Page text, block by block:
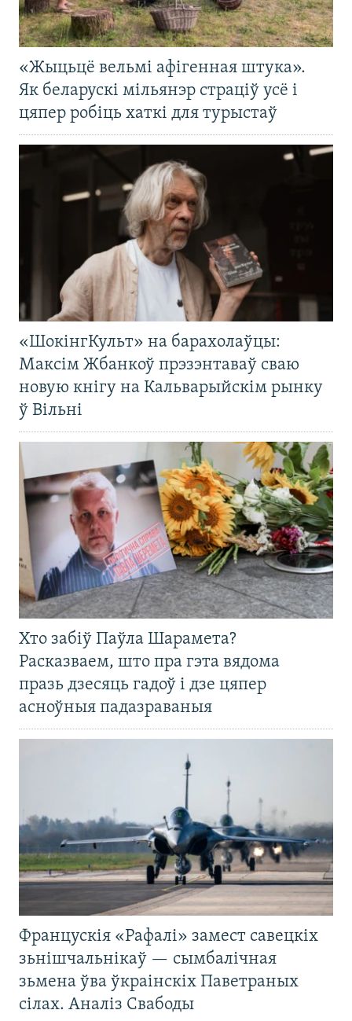
«Жыцьцё вельмі афігенная штука».
Як беларускі мільянэр страціў усё і
цяпер робіць хаткі для турыстаў
«ШокінгКульт» на барахолаўцы:
Максім Жбанкоў прэзэнтаваў сваю
новую кнігу на Кальварыйскім рынку
ў Вільні
Хто забіў Паўла Шарамета?
Расказваем, што пра гэта вядома
празь дзесяць гадоў і дзе цяпер
асноўныя падазраваныя
Францускія «Рафалі» замест савецкіх
зьнішчальнікаў — сымбалічная
зьмена ўва ўкраінскіх Паветраных
сілах. Аналіз Свабоды